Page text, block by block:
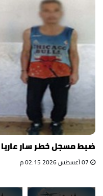
ضبط مسجل خطر سار عاريا تحت تأثير المخدر في أكتوبر